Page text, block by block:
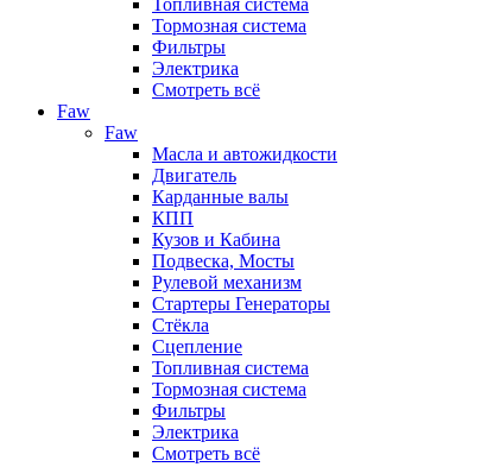
Топливная система
Тормозная система
Фильтры
Электрика
Смотреть всё
Faw
Faw
Масла и автожидкости
Двигатель
Карданные валы
КПП
Кузов и Кабина
Подвеска, Мосты
Рулевой механизм
Стартеры Генераторы
Стёкла
Сцепление
Топливная система
Тормозная система
Фильтры
Электрика
Смотреть всё